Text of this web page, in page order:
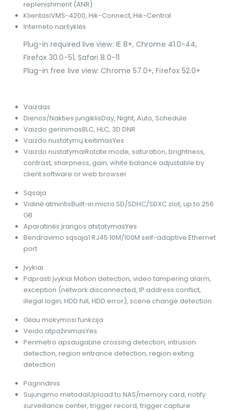
replenishment (ANR)
KlientasiVMS-4200, Hik-Connect, Hik-Central
Interneto naršyklės
Plug-in required live view: IE 8+, Chrome 41.0-44,
Firefox 30.0-51, Safari 8.0-11
Plug-in free live view: Chrome 57.0+, Firefox 52.0+
Vaizdas
Dienos/Nakties jungiklisDay, Night, Auto, Schedule
Vaizdo gerinimasBLC, HLC, 3D DNR
Vaizdo nustatymų keitimasYes
Vaizdo nustatymaiRotate mode, saturation, brightness,
contrast, sharpness, gain, white balance adjustable by
client software or web browser
Sąsaja
Vidinė atmintisBuilt-in micro SD/SDHC/SDXC slot, up to 256
GB
Aparatinės įrangos atstatymasYes
Bendravimo sąsaja1 RJ45 10M/100M self-adaptive Ethernet
port
Įvykiai
Paprasti įvykiai Motion detection, video tampering alarm,
exception (network disconnected, IP address conflict,
illegal login, HDD full, HDD error), scene change detection
Gilau mokymosi funkcija
Veido atpažinimasYes
Perimetro apsaugaLine crossing detection, intrusion
detection, region entrance detection, region exiting
detection
Pagrindinis
Sujungimo metodaiUpload to NAS/memory card, notify
surveillance center, trigger record, trigger capture